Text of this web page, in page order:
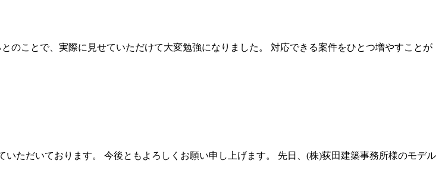
のことで、実際に見せていただけて大変勉強になりました。 対応できる案件をひとつ増やすことが
ただいております。 今後ともよろしくお願い申し上げます。 先日、(株)荻田建築事務所様のモデル